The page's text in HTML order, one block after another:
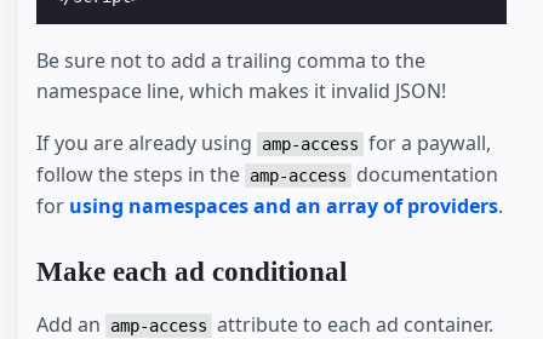
Be sure not to add a trailing comma to the
namespace line, which makes it invalid JSON!
If you are already using
amp-access for a paywall,
follow the steps in the amp-access
documentation
for using namespaces and an array of providers.
Make each ad conditional
Add an amp-access attribute to each ad container.